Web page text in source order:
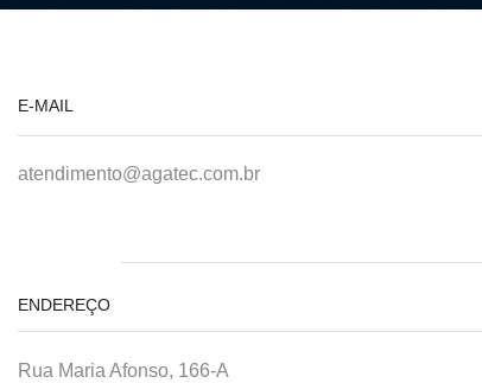
E-MAIL
atendimento@agatec.com.br
ENDEREÇO
Rua Maria Afonso, 166-A